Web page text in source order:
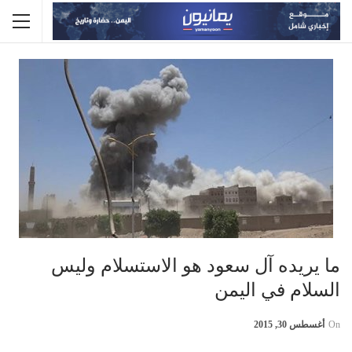
ما يريده آل سعود هو الاستسلام وليس
السلام في اليمن
On أغسطس 30, 2015